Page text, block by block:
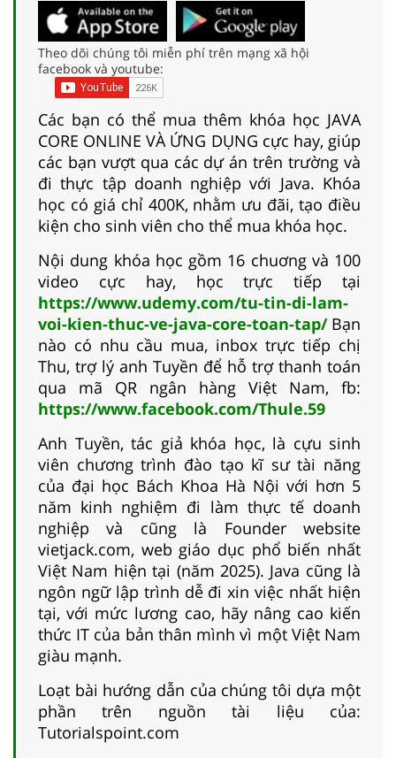
Theo dõi chúng tôi miễn phí trên mạng xã hội
facebook và youtube:
Các bạn có thể mua thêm khóa học JAVA
CORE ONLINE VÀ ỨNG DỤNG cực hay, giúp
các bạn vượt qua các dự án trên trường và
đi thực tập doanh nghiệp với Java. Khóa
học có giá chỉ 400K, nhằm ưu đãi, tạo điều
kiện cho sinh viên cho thể mua khóa học.
Nội dung khóa học gồm 16 chuơng và 100
video cực hay, học trực tiếp tại
https://www.udemy.com/tu-tin-di-lam-
voi-kien-thuc-ve-java-core-toan-tap/Bạn
nào có nhu cầu mua, inbox trực tiếp chị
Thu, trợ lý anh Tuyền để hỗ trợ thanh toán
qua mã QR ngân hàng Việt Nam, fb:
https://www.facebook.com/Thule.59
Anh Tuyền, tác giả khóa học, là cựu sinh
viên chương trình đào tạo kĩ sư tài năng
của đại học Bách Khoa Hà Nội với hơn 5
năm kinh nghiệm đi làm thực tế doanh
nghiệp và cũng là Founder website
vietjack.com, web giáo dục phổ biến nhất
Việt Nam hiện tại (năm 2025). Java cũng là
ngôn ngữ lập trình dễ đi xin việc nhất hiện
tại, với mức lương cao, hãy nâng cao kiến
thức IT của bản thân mình vì một Việt Nam
giàu mạnh.
Loạt bài hướng dẫn của chúng tôi dựa một
phần trên nguồn tài liệu của:
Tutorialspoint.com